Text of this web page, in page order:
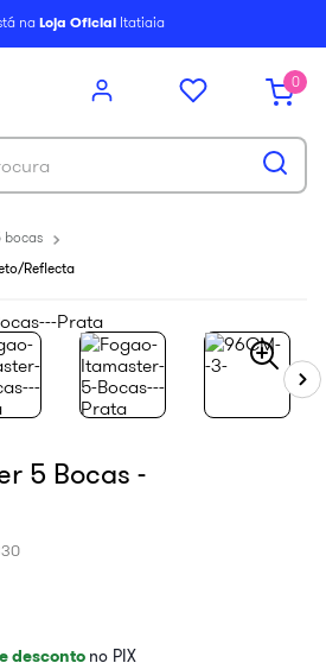
na Loja Oficial Itatiaia
0
bocas
Reflecta
5 Bocas -
desconto no PIX